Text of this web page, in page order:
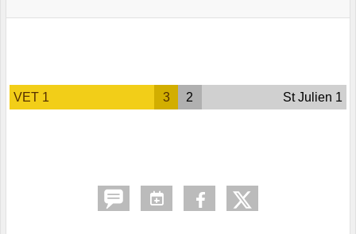
VET 1 3 2 St Julien 1